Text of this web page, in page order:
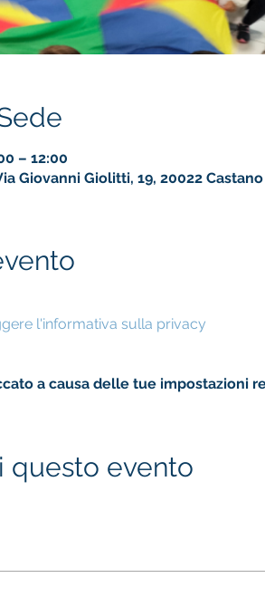
– 12:00
Giovanni Giolitti, 19, 20022
l'informativa sulla privacy
a causa delle tue impostazioni
questo evento